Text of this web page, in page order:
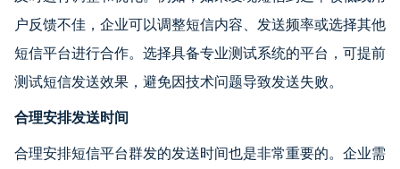
户反馈不佳，企业可以调整短信内容、发送频率或选择其他
短信平台进行合作。选择具备专业测试系统的平台，可提前
测试短信发送效果，避免因技术问题导致发送失败。
合理安排发送时间
合理安排短信平台群发的发送时间也是非常重要的。企业需